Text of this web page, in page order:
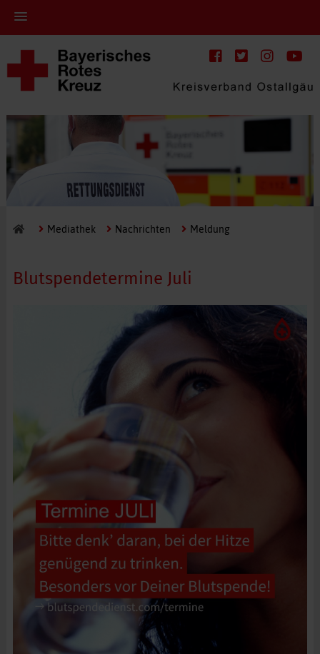
Mediathek Nachrichten Meldung
Blutspendetermine Juli